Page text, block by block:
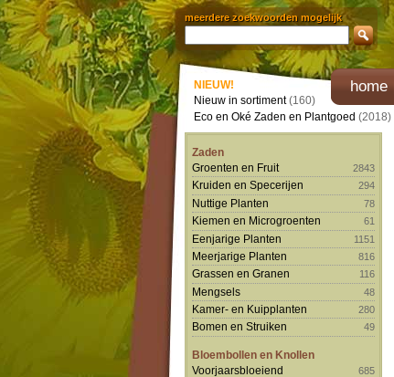
meerdere zoekwoorden mogelijk
home
NIEUW!
Nieuw in sortiment(160)
Eco en Oké Zaden en Plantgoed (2018)
Zaden
Groenten en Fruit
2843
Kruiden en Specerijen 294
Nuttige Planten 78
Kiemen en Microgroenten 61
Eenjarige Planten 1151
Meerjarige Planten 816
Grassen en Granen 116
Mengsels 48
Kamer- en Kuipplanten 280
Bomen en Struiken 49
Bloembollen en Knollen
Voorjaarsbloeiend
685